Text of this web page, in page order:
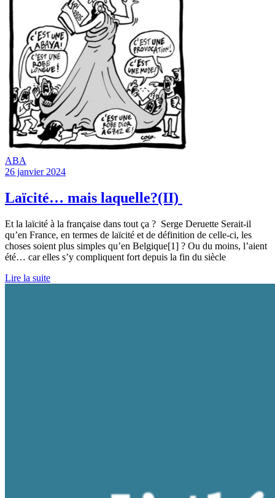
ABA
26 janvier 2024
Laïcité… mais laquelle?(II)
Et la laïcité à la française dans tout ça ? Serge Deruette Serait-il
qu’en France, en termes de laïcité et de définition de celle-ci, les
choses soient plus simples qu’en Belgique[1] ? Ou du moins, l’aient
été… car elles s’y compliquent fort depuis la fin du siècle
Lire la suite